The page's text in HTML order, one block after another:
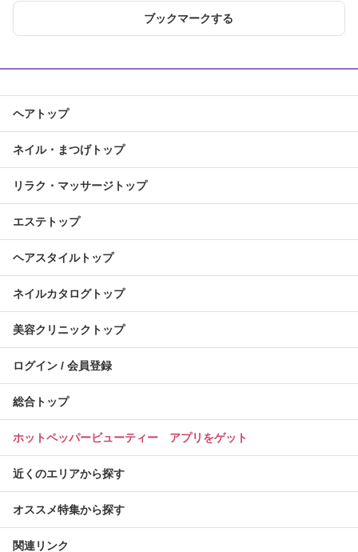
ブックマークする
ヘアトップ
ネイル・まつげトップ
リラク・マッサージトップ
エステトップ
ヘアスタイルトップ
ネイルカタログトップ
美容クリニックトップ
ログイン / 会員登録
総合トップ
ホットペッパービューティー アプリをゲット
近くのエリアから探す
オススメ特集から探す
関連リンク